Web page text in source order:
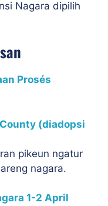
Nagara dipilih
Prosés
(diadopsi
pikeun ngatur
nagara.
1-2 April